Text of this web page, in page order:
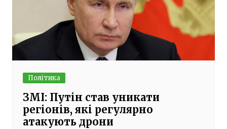
Політика
ЗМІ: Путін став уникати
регіонів, які регулярно
атакують дрони